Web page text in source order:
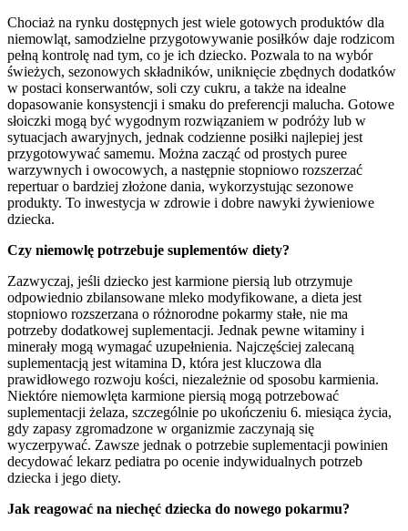
Chociaż na rynku dostępnych jest wiele gotowych produktów dla
niemowląt, samodzielne przygotowywanie posiłków daje rodzicom
pełną kontrolę nad tym, co je ich dziecko. Pozwala to na wybór
świeżych, sezonowych składników, uniknięcie zbędnych dodatków
w postaci konserwantów, soli czy cukru, a także na idealne
dopasowanie konsystencji i smaku do preferencji malucha. Gotowe
słoiczki mogą być wygodnym rozwiązaniem w podróży lub w
sytuacjach awaryjnych, jednak codzienne posiłki najlepiej jest
przygotowywać samemu. Można zacząć od prostych puree
warzywnych i owocowych, a następnie stopniowo rozszerzać
repertuar o bardziej złożone dania, wykorzystując sezonowe
produkty. To inwestycja w zdrowie i dobre nawyki żywieniowe
dziecka.
Czy niemowlę potrzebuje suplementów diety?
Zazwyczaj, jeśli dziecko jest karmione piersią lub otrzymuje
odpowiednio zbilansowane mleko modyfikowane, a dieta jest
stopniowo rozszerzana o różnorodne pokarmy stałe, nie ma
potrzeby dodatkowej suplementacji. Jednak pewne witaminy i
minerały mogą wymagać uzupełnienia. Najczęściej zalecaną
suplementacją jest witamina D, która jest kluczowa dla
prawidłowego rozwoju kości, niezależnie od sposobu karmienia.
Niektóre niemowlęta karmione piersią mogą potrzebować
suplementacji żelaza, szczególnie po ukończeniu 6. miesiąca życia,
gdy zapasy zgromadzone w organizmie zaczynają się
wyczerpywać. Zawsze jednak o potrzebie suplementacji powinien
decydować lekarz pediatra po ocenie indywidualnych potrzeb
dziecka i jego diety.
Jak reagować na niechęć dziecka do nowego pokarmu?